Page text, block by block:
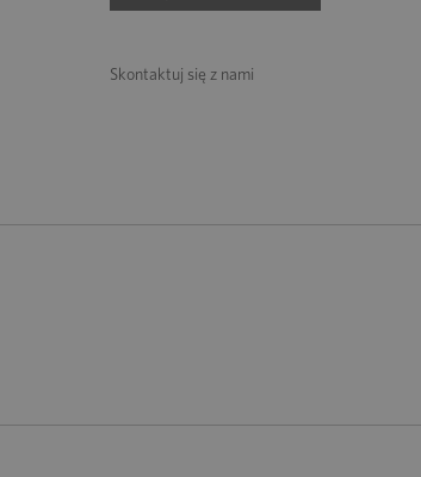
Skontaktuj się z nami